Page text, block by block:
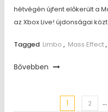
hétvégén újfent előkerült a
az Xbox Live! újdonságai
Tagged Limbo , Mass Effect,
Bővebben
1 2 …